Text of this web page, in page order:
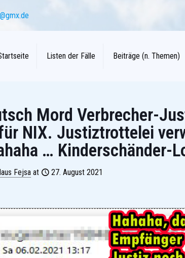
Listen der Fälle Beiträge (n. Themen)
Mord Verbrecher-
NIX. Justiztrottelei
… Kinderschänder-
Fejsa at 27. August 2021